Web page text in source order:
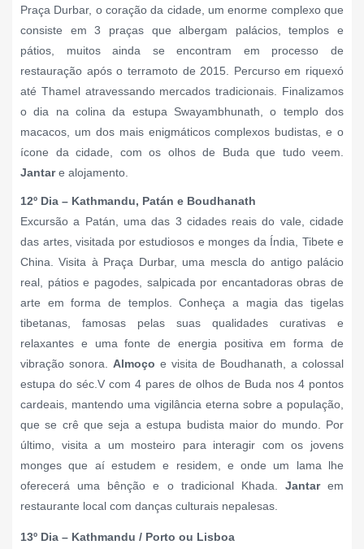
Praça Durbar, o coração da cidade, um enorme complexo que
consiste em 3 praças que albergam palácios, templos e
pátios, muitos ainda se encontram em processo de
restauração após o terramoto de 2015. Percurso em riquexó
até Thamel atravessando mercados tradicionais. Finalizamos
o dia na colina da estupa Swayambhunath, o templo dos
macacos, um dos mais enigmáticos complexos budistas, e o
ícone da cidade, com os olhos de Buda que tudo veem.
Jantare alojamento.
12º Dia – Kathmandu, Patán e Boudhanath
Excursão a Patán, uma das 3 cidades reais do vale, cidade
das artes, visitada por estudiosos e monges da Índia, Tibete e
China. Visita à Praça Durbar, uma mescla do antigo palácio
real, pátios e pagodes, salpicada por encantadoras obras de
arte em forma de templos. Conheça a magia das tigelas
tibetanas, famosas pelas suas qualidades curativas e
relaxantes e uma fonte de energia positiva em forma de
vibração sonora. Almoço e visita de Boudhanath, a colossal
estupa do séc.V com 4 pares de olhos de Buda nos 4 pontos
cardeais, mantendo uma vigilância eterna sobre a população,
que se crê que seja a estupa budista maior do mundo. Por
último, visita a um mosteiro para interagir com os jovens
monges que aí estudem e residem, e onde um lama lhe
oferecerá uma bênção e o tradicional Khada. Jantarem
restaurante local com danças culturais nepalesas.
13º Dia – Kathmandu / Porto ou Lisboa